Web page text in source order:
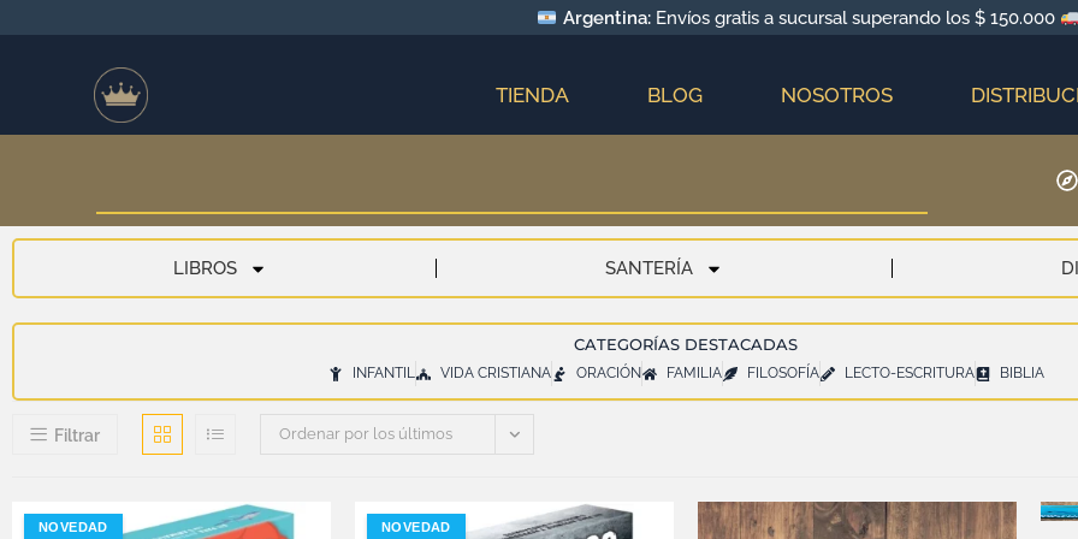
Argentina:Envíos gratis a sucursal superando los $ 150.000
TIENDA BLOG NOSOTROS
LIBROS SANTERÍA
CATEGORÍAS DESTACADAS
INFANTIL VIDA CRISTIANA ORACIÓN FAMILIA FILOSOFÍA LECTO-ESCRITURA BIBLIA
Filtrar Ordenar por los últimos
NOVEDAD NOVEDAD